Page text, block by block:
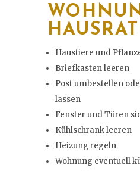
HAUSRAT
Haustiere und
Briefkasten leeren
Post umbestellen
lassen
Fenster und Türen
Kühlschrank leeren
Heizung regeln
Wohnung eventuell